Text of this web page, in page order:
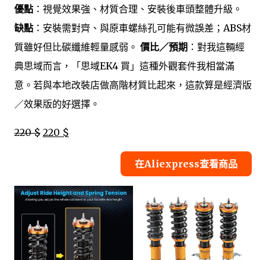
優點 ：視覺效果強、材質合理、安裝後車頭整體升級。
缺點 ：安裝需對齊、與原車螺絲孔可能有微誤差；ABS材
質雖好但比碳纖維輕量感弱。 價比／預期 ：對我這輛經
典思域而言，「思域EK4 買」這種外觀套件我相當滿
意。若與本地改裝店做高階材質比起來，這款算是經濟版
／效果版的好選擇。
220 $ 220 $
在Aliexpress查看商品